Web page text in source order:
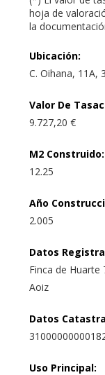
hoja de
la
Ubicación:
C. Oihana, 11A,
Valor De
9.727,20 €
M2 Construido:
12.25
Año
2.005
Datos
Finca de Huarte
Aoiz
Datos
Uso Principal: